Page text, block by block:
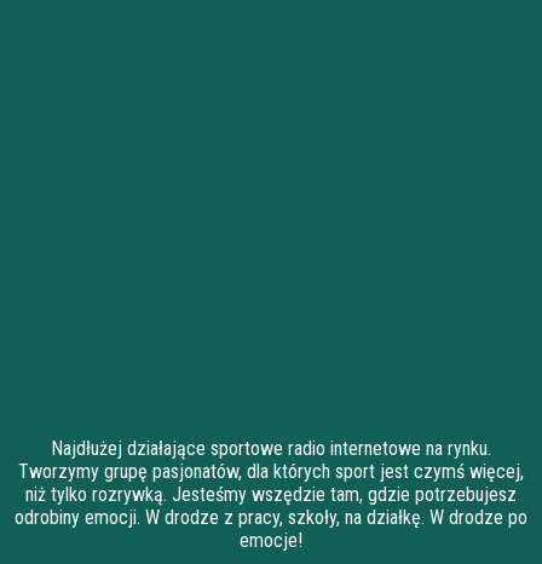
Najdłużej działające sportowe radio internetowe na rynku.
Tworzymy grupę pasjonatów, dla których sport jest czymś więcej,
niż tylko rozrywką. Jesteśmy wszędzie tam, gdzie potrzebujesz
odrobiny emocji. W drodze z pracy, szkoły, na działkę. W drodze po
emocje!